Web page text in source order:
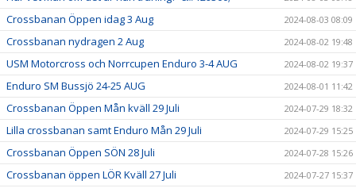
Crossbanan Öppen idag 3 Aug 2024-08-03 08:09
Crossbanan nydragen 2 Aug 2024-08-02 19:48
USM Motorcross och Norrcupen Enduro 3-4 AUG 2024-08-02 19:37
Enduro SM Bussjö 24-25 AUG 2024-08-01 11:42
Crossbanan Öppen Mån kväll 29 Juli 2024-07-29 18:32
Lilla crossbanan samt Enduro Mån 29 Juli 2024-07-29 15:25
Crossbanan Öppen SÖN 28 Juli 2024-07-28 15:26
Crossbanan öppen LÖR Kväll 27 Juli 2024-07-27 15:37